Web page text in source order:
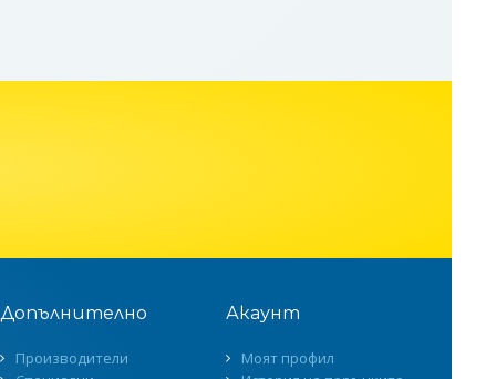
Допълнително
Производители
Акаунт
Моят профил